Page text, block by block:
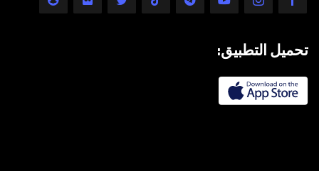
تحميل التطبيق: